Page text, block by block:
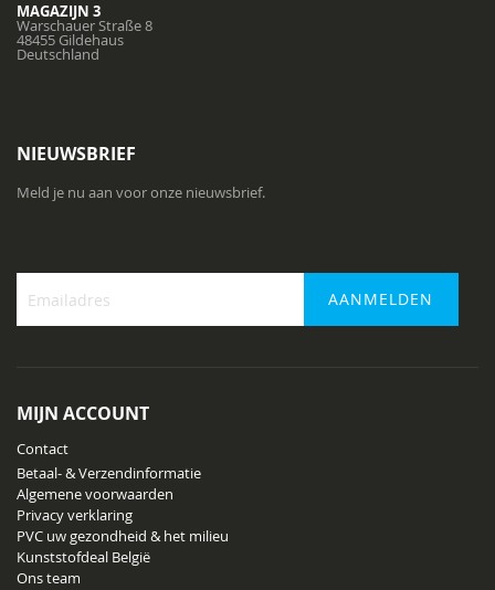
MAGAZIJN 3
Warschauer Straße 8
48455 Gildehaus
Deutschland
NIEUWSBRIEF
Meld je nu aan voor onze nieuwsbrief.
nieuwsbrief
AANMELDEN
MIJN ACCOUNT
Contact
Betaal- & Verzendinformatie
Algemene voorwaarden
Privacy verklaring
PVC uw gezondheid & het milieu
Kunststofdeal België
Ons team